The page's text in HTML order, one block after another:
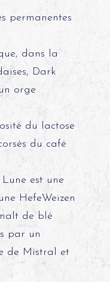
permanentes
dans la
Dark
orge
du lactose
du café
est une
HefeWeizen
de blé
par un
de Mistral et